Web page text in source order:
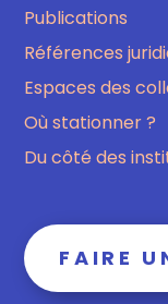
Publications
Références
Espaces des
Où stationner ?
Du côté des
FAIRE